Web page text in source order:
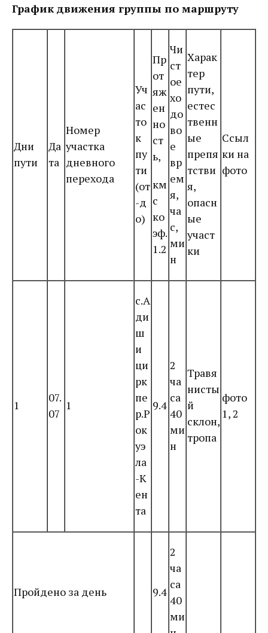
График движения группы по маршруту
Дни
пути
Да
та
Номер
участка
дневного
перехода
Уч
ас
то
к
пу
ти
(от
-д
о)
Пр
от
яж
ен
но
ст
ь,
км
с
ко
эф.
1.2
Чи
ст
ое
хо
до
во
е
вр
ем
я,
ча
с,
ми
н
Харак
тер
пути,
естес
твенн
ые
препя
тстви
я,
опасн
ые
участ
ки
Ссыл
ки на
фото
1
07.
07
1
с.А
ди
ш
и
ци
рк
пе
р.Р
ок
уэ
ла
-К
ен
та
9.4
2
ча
са
40
ми
н
Травя
нисты
й
склон,
тропа
фото
1, 2
Пройдено за день 9.4
2
ча
са
40
ми